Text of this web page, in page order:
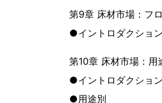
第9章 床材市場：フ
●イントロダクション
第10章 床材市場：用
●イントロダクション
●用途別